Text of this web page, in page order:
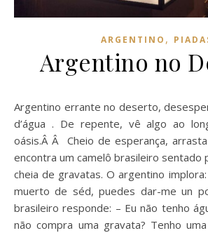
ARGENTINO ,
Argentino no
Argentino errante no deserto, desesperado por um pouco
d’água . De repente, vê algo ao
oásis.Â Â Cheio de esperança,
encontra um camelô brasileiro sentado
cheia de gravatas. O argentino
muerto de séd, puedes dar-me un
brasileiro responde: – Eu não tenho
não compra uma gravata? Tenho